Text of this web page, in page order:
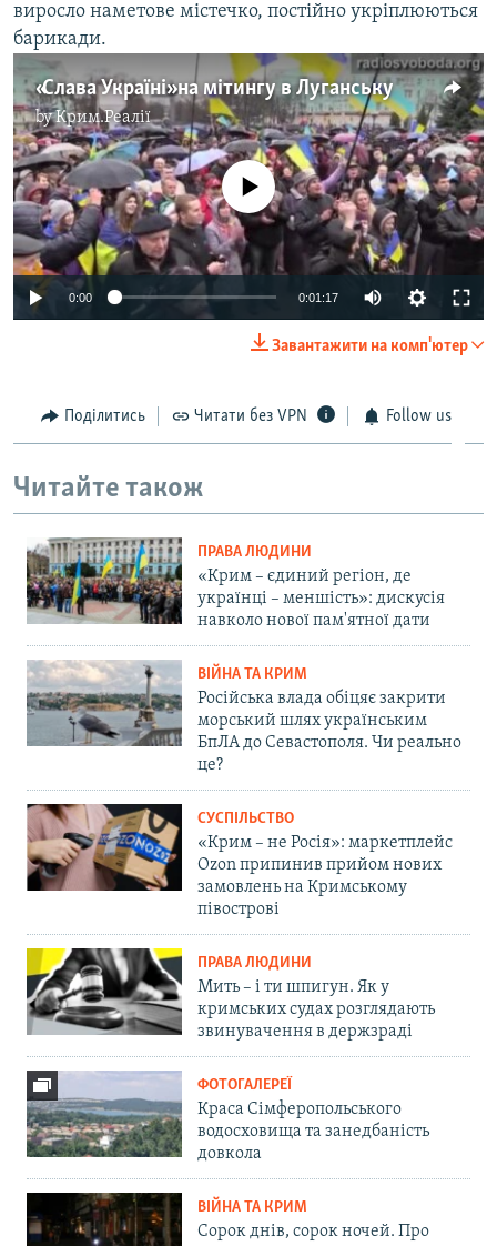
виросло наметове містечко, постійно укріплюються
барикади.
«Слава Україні» на мітингу в Луганську
byКрим.Реалії
No media source currently available
0:00 0:01:17
Завантажити на комп'ютер
Поділитись Читати без VPN Follow us
Читайте також
ПРАВА ЛЮДИНИ
«Крим – єдиний регіон, де
українці – меншість»: дискусія
навколо нової пам'ятної дати
ВІЙНА ТА КРИМ
Російська влада обіцяє закрити
морський шлях українським
БпЛА до Севастополя. Чи реально
це?
СУСПІЛЬСТВО
«Крим – не Росія»: маркетплейс
Ozon припинив прийом нових
замовлень на Кримському
півострові
ПРАВА ЛЮДИНИ
Мить – і ти шпигун. Як у
кримських судах розглядають
звинувачення в держзраді
ФОТОГАЛЕРЕЇ
Краса Сімферопольського
водосховища та занедбаність
довкола
ВІЙНА ТА КРИМ
Сорок днів, сорок ночей. Про